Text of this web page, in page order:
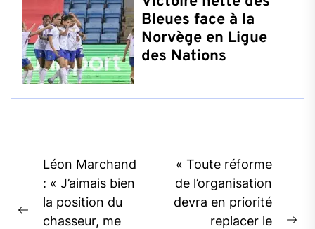
Bleues face à la
Norvège en Ligue
des Nations
Post
navigation
Previous
Léon Marchand
: « J’aimais bien
la position du
chasseur, me
« Toute réforme
de l’organisation
devra en priorité
replacer le